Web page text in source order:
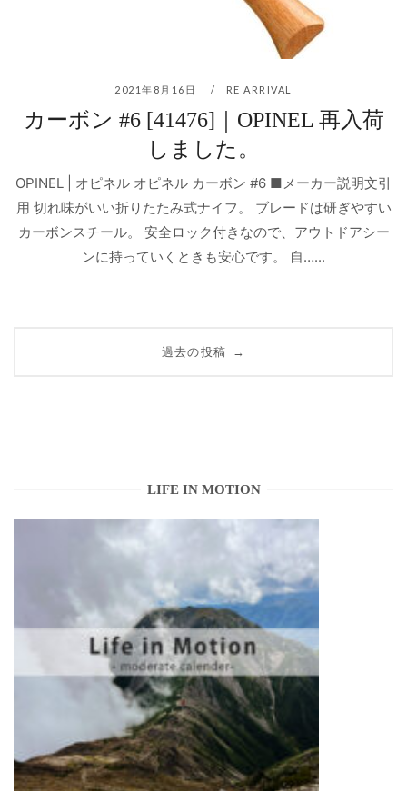
2021年8月16日 RE ARRIVAL
カーボン #6 [41476]｜OPINEL 再入荷
しました。
OPINEL | オピネル オピネル カーボン #6 ■メーカー説明文引
用 切れ味がいい折りたたみ式ナイフ。 ブレードは研ぎやすい
カーボンスチール。 安全ロック付きなので、アウトドアシー
ンに持っていくときも安心です。 自…...
過去の投稿 →
LIFE IN MOTION